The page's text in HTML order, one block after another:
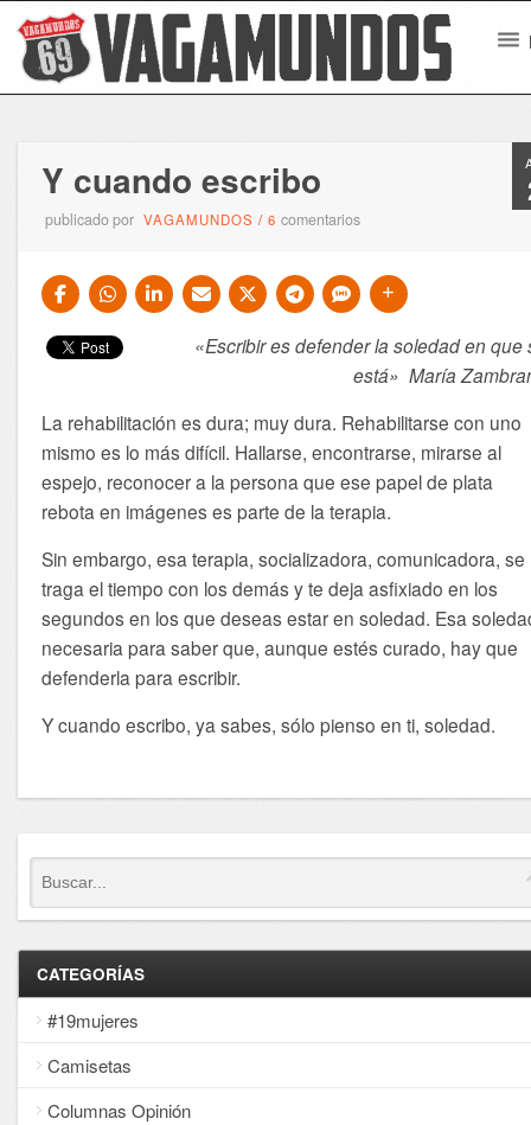
Y cuando escribo
publicado por VAGAMUNDOS /6comentarios
«Escribir es defender la soledad en que
está» María
La rehabilitación es dura; muy dura. Rehabilitarse con uno
mismo es lo más difícil. Hallarse, encontrarse, mirarse al
espejo, reconocer a la persona que ese papel de plata
rebota en imágenes es parte de la terapia.
Sin embargo, esa terapia, socializadora, comunicadora, se
traga el tiempo con los demás y te deja asfixiado en los
segundos en los que deseas estar en soledad. Esa
necesaria para saber que, aunque estés curado, hay que
defenderla para escribir.
Y cuando escribo, ya sabes, sólo pienso en ti, soledad.
CATEGORÍAS
#19mujeres
Camisetas
Columnas Opinión